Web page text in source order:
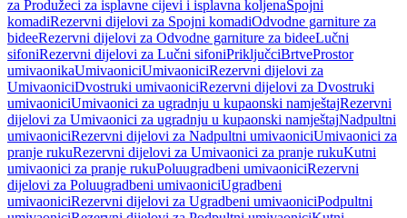
za Produžeci za isplavne cijevi i isplavna koljenaSpojni
komadiRezervni dijelovi za Spojni komadiOdvodne garniture za
bideeRezervni dijelovi za Odvodne garniture za bideeLučni
sifoniRezervni dijelovi za Lučni sifoniPriključciBrtveProstor
umivaonikaUmivaoniciUmivaoniciRezervni dijelovi za
UmivaoniciDvostruki umivaoniciRezervni dijelovi za Dvostruki
umivaoniciUmivaonici za ugradnju u kupaonski namještajRezervni
dijelovi za Umivaonici za ugradnju u kupaonski namještajNadpultni
umivaoniciRezervni dijelovi za Nadpultni umivaoniciUmivaonici za
pranje rukuRezervni dijelovi za Umivaonici za pranje rukuKutni
umivaonici za pranje rukuPoluugradbeni umivaoniciRezervni
dijelovi za Poluugradbeni umivaoniciUgradbeni
umivaoniciRezervni dijelovi za Ugradbeni umivaoniciPodpultni